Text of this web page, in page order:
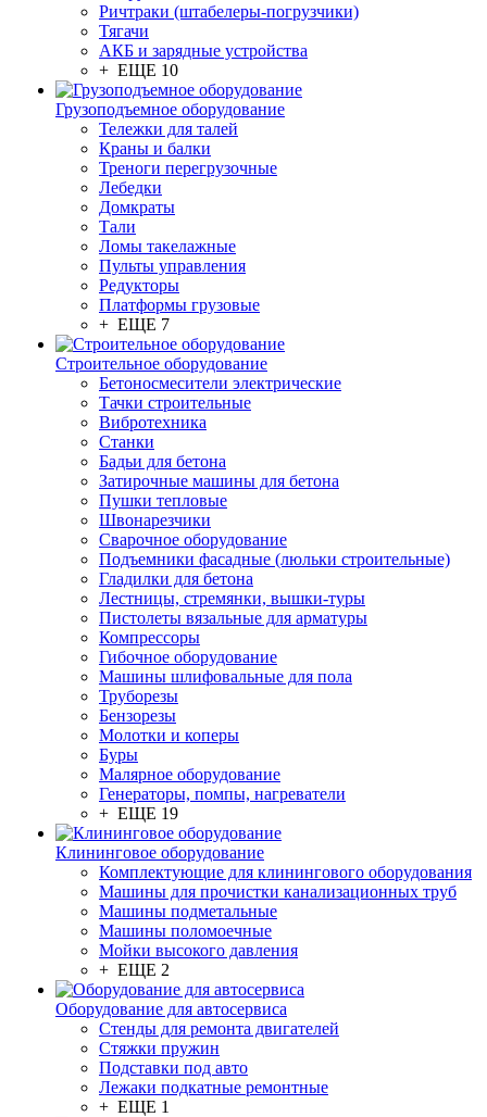
Ричтраки (штабелеры-погрузчики)
Тягачи
АКБ и зарядные устройства
+ ЕЩЕ 10
Грузоподъемное оборудование
Тележки для талей
Краны и балки
Треноги перегрузочные
Лебедки
Домкраты
Тали
Ломы такелажные
Пульты управления
Редукторы
Платформы грузовые
+ ЕЩЕ 7
Строительное оборудование
Бетоносмесители электрические
Тачки строительные
Вибротехника
Станки
Бадьи для бетона
Затирочные машины для бетона
Пушки тепловые
Швонарезчики
Сварочное оборудование
Подъемники фасадные (люльки строительные)
Гладилки для бетона
Лестницы, стремянки, вышки-туры
Пистолеты вязальные для арматуры
Компрессоры
Гибочное оборудование
Машины шлифовальные для пола
Труборезы
Бензорезы
Молотки и коперы
Буры
Малярное оборудование
Генераторы, помпы, нагреватели
+ ЕЩЕ 19
Клининговое оборудование
Комплектующие для клинингового оборудования
Машины для прочистки канализационных труб
Машины подметальные
Машины поломоечные
Мойки высокого давления
+ ЕЩЕ 2
Оборудование для автосервиса
Стенды для ремонта двигателей
Стяжки пружин
Подставки под авто
Лежаки подкатные ремонтные
+ ЕЩЕ 1